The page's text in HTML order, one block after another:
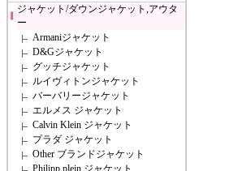
ジャケット/ダウンジャケット,アウタ
ー
Armaniジャケット
D&Gジャケット
グッチジャケット
ルイヴィトンジャケット
バーバリージャケット
エルメス ジャケット
Calvin Klein ジャケット
プラダ ジャケット
Other ブランドジャケット
Philipp plein ジャケット